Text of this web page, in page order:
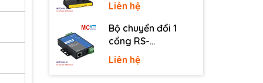
20KM)
Faith F3436
Liên hệ
Bộ chuyển đổi 1
cổng RS-
232/485/422 sang
Ethernet 3onedata
NP301
Liên hệ